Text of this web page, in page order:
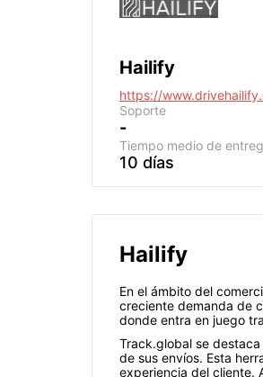
Hailify
https://
Soporte
-
Tiempo medio de
10 días
Hailify
En el ámbito del
creciente demanda de
donde entra en juego
Track.global se
de sus envíos. Esta
experiencia del cliente.